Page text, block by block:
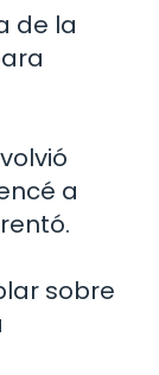
de la
a
sobre